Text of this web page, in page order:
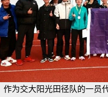
作为交大阳光田径队的一员